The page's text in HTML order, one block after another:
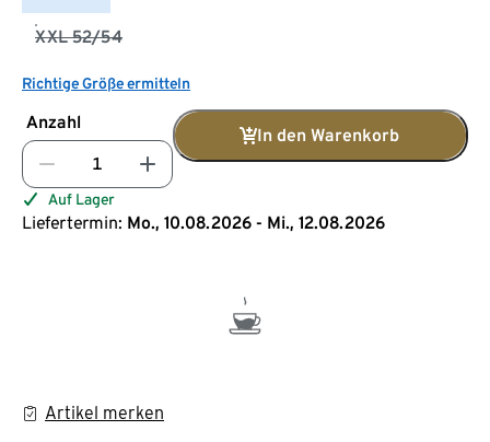
XXL 52/54
Richtige Größe ermitteln
Anzahl
In den Warenkorb
Auf Lager
Liefertermin: Mo., 10.08.2026 - Mi., 12.08.2026
Artikel merken